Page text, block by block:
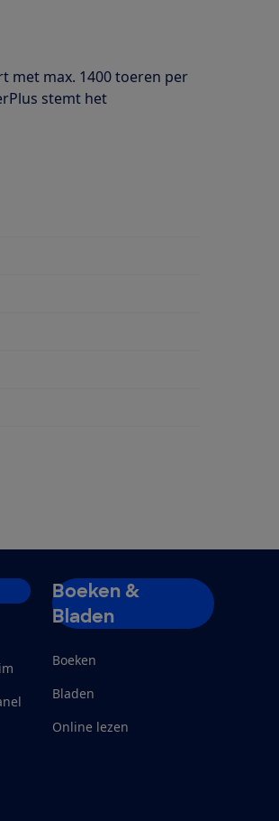
met max. 1400 toeren per
stemt het
Boeken &
Bladen
Boeken
Bladen
Online lezen